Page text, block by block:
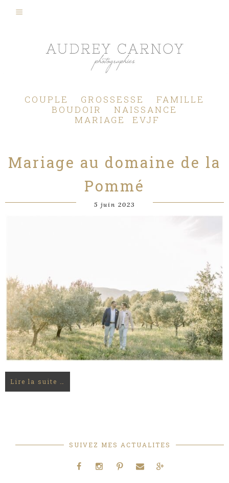
COUPLE GROSSESSE
FAMILLE
BOUDOIR
NAISSANCE
MARIAGE
EVJF
Mariage au domaine de la
Pommé
5 juin 2023
Lire la suite …
SUIVEZ MES ACTUALITES